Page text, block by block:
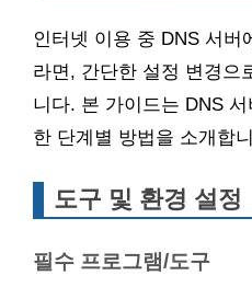
인터넷 이용 중 DNS 서버
라면, 간단한 설정 변경으
니다. 본 가이드는 DNS
한 단계별 방법을 소개합
도구 및 환경 설정
필수 프로그램/도구